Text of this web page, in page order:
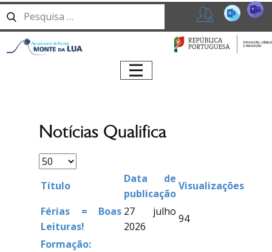
Professores
365
Início
Alunos
Oferta
Formativa
Centro Qualifica
Erasmus+
Notícias
Notícias Qualifica
Título
Data de
publicação
Visualizações
Férias = Boas
Leituras!
27 julho
2026
94
Formação: